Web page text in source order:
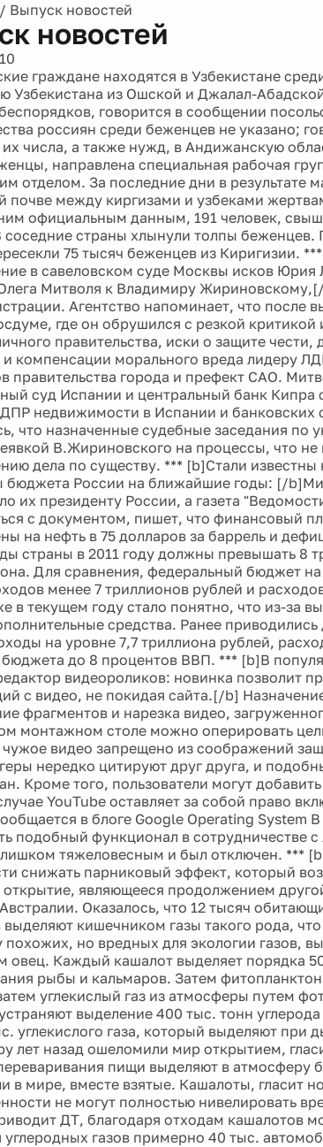
/ Выпуск новостей
новостей
граждане находятся в Узбекистане
Узбекистана из Ошской и Джалал-
говорится в сообщении
россиян среди беженцев не указано;
числа, а также нужд, в Андижанскую
направлена специальная рабочая
отделом. За последние дни в результате
почве между киргизами и узбеками
официальным данным, 191 человек,
соседние страны хлынули толпы
75 тысяч беженцев из Киригизии.
в савеловском суде Москвы исков Юрия
Митволя к Владимиру
Агентство напоминает, что после
где он обрушился с резкой
правительства, иски о защите чести,
и компенсации морального вреда лидеру
правительства города и префект САО.
суд Испании и центральный банк Кипра
недвижимости в Испании и банковских
что назначенные судебные заседания по
В.Жириновского на процессы, что не
дела по существу. *** [b]Стали
бюджета России на ближайшие годы: [/
их президенту России, а газета
с документом, пишет, что финансовый
на нефть в 75 долларов за баррель и
страны в 2011 году должны превышать 8
Для сравнения, федеральный бюджет на
менее 7 триллионов рублей и
в текущем году стало понятно, что из-за
средства. Ранее
на уровне 7,7 триллиона рублей,
до 8 процентов ВВП. *** [b]В
видеороликов: новинка позволит
с видео, не покидая сайта.[/b]
фрагментов и нарезка видео,
монтажном столе можно оперировать
видео запрещено из соображений
нередко цитируют друг друга, и
Кроме того, пользователи могут
YouTube оставляет за собой право
в блоге Google Operating System
подобный функционал в сотрудничестве
тяжеловесным и был отключен. ***
снижать парниковый эффект, который
являющееся продолжением
Оказалось, что 12 тысяч
выделяют кишечником газы такого рода,
похожих, но вредных для экологии газов,
овец. Каждый кашалот выделяет порядка
рыбы и кальмаров. Затем
углекислый газ из атмосферы путем
выделение 400 тыс. тонн
углекислого газа, который выделяют при
лет назад ошеломили мир открытием,
пищи выделяют в атмосферу
в мире, вместе взятые. Кашалоты, гласит
не могут полностью нивелировать
ДТ, благодаря отходам кашалотов
углеродных газов примерно 40 тыс.